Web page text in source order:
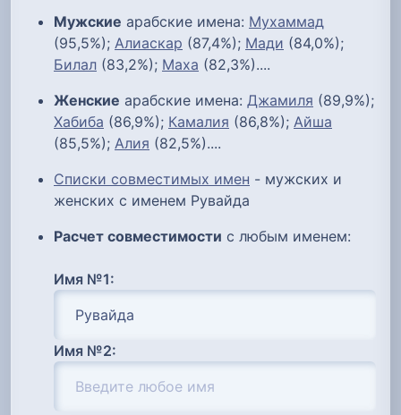
Мужские арабские имена: Мухаммад
(95,5%); Алиаскар (87,4%); Мади (84,0%);
Билал (83,2%); Маха (82,3%)....
Женские арабские имена: Джамиля (89,9%);
Хабиба (86,9%); Камалия (86,8%); Айша
(85,5%); Алия (82,5%)....
Списки совместимых имен - мужских и
женских с именем Рувайда
Расчет совместимости с любым именем:
Имя №1:
Имя №2: